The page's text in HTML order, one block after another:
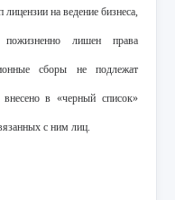
на ведение бизнеса,
пожизненно лишен права
сборы не подлежат
в «черный список»
с ним лиц.